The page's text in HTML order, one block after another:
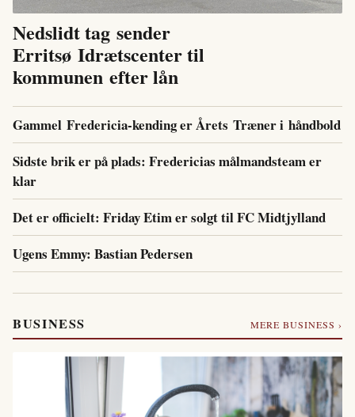
Nedslidt tag sender
Erritsø Idrætscenter til
kommunen efter lån
Gammel Fredericia-kending er Årets Træner i håndbold
Sidste brik er på plads: Fredericias målmandsteam er
klar
Det er officielt: Friday Etim er solgt til FC Midtjylland
Ugens Emmy: Bastian Pedersen
BUSINESS MERE BUSINESS ›